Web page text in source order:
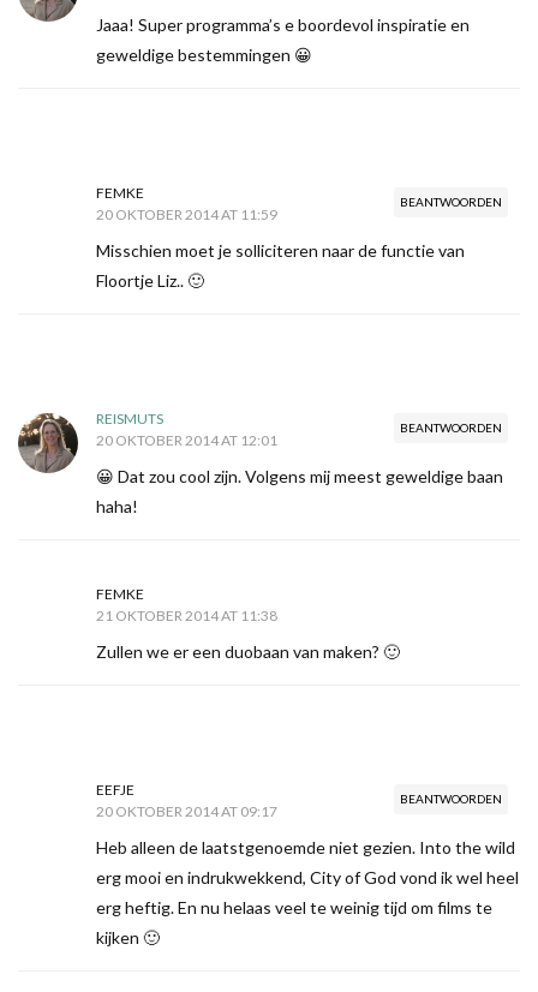
Jaaa! Super programma’s e boordevol inspiratie en
geweldige bestemmingen 😀
BEANTWOORDEN
FEMKE
20 OKTOBER 2014 AT 11:59
Misschien moet je solliciteren naar de functie van
Floortje Liz.. 🙂
BEANTWOORDEN
REISMUTS
20 OKTOBER 2014 AT 12:01
😀 Dat zou cool zijn. Volgens mij meest geweldige baan
haha!
FEMKE
21 OKTOBER 2014 AT 11:38
Zullen we er een duobaan van maken? 🙂
BEANTWOORDEN
EEFJE
20 OKTOBER 2014 AT 09:17
Heb alleen de laatstgenoemde niet gezien. Into the wild
erg mooi en indrukwekkend, City of God vond ik wel heel
erg heftig. En nu helaas veel te weinig tijd om films te
kijken 🙂